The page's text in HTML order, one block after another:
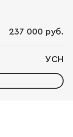
237 000 руб.
УСН